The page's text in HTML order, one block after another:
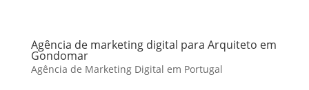
Agência de marketing digital para Arquiteto em
Gondomar
Agência de Marketing Digital em Portugal